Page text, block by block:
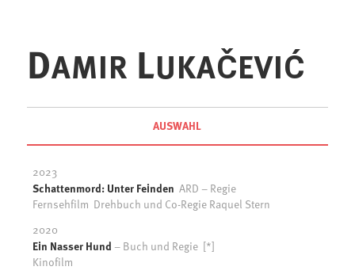
DAMIR LUKAČEVIĆ
AUSWAHL
2023
Schattenmord: Unter Feinden ARD – Regie
Fernsehfilm Drehbuch und Co-Regie Raquel Stern
2020
Ein Nasser Hund – Buch und Regie [*]
Kinofilm